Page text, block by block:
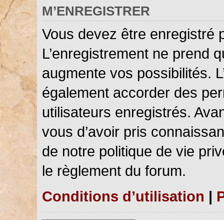
M’ENREGISTRER
Vous devez être enregistré
L’enregistrement ne prend
augmente vos possibilités.
également accorder des
utilisateurs enregistrés.
vous d’avoir pris
de notre politique de vie
le règlement du forum.
Conditions d’utilisation |